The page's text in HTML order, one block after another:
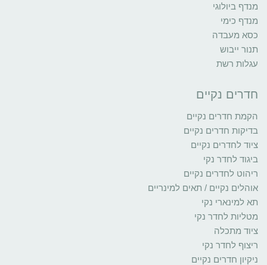
מנדף ביולוגי
מנדף כימי
כסא מעבדה
תנור ייבוש
עגלות רשת
חדרים נקיים
הקמת חדרים נקיים
בדיקות חדרים נקיים
ציוד לחדרים נקיים
ביגוד לחדר נקי
ריהוט לחדרים נקיים
אוהלים נקיים / תאים למינריים
תא למינארי נקי
מטליות לחדר נקי
ציוד מתכלה
ריצוף לחדר נקי
ניקיון חדרים נקיים